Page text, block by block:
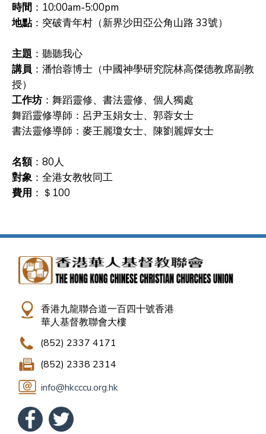
時間 ：10:00am-5:00pm
地點：突破青年村（新界沙田亞公角山路 33號）
主題 ：聽聽我心
講員 ：潘怡蓉博士（中國神學研究院林高傑德教席副教
授）
工作坊 ：舞蹈靈修、書法靈修、個人獨處
舞蹈靈修導師：呂尹玉娟女士、郭蓉女士
書法靈修導師：麥王麗瓊女士、陳劉麗嬋女士
名額：80人
對象 ：全港女教牧同工
費用 ：＄100
香港九龍聯合道一百四十號香港
華人基督教聯會大樓
(852) 2337 4171
(852) 2338 2314
info@hkcccu.org.hk